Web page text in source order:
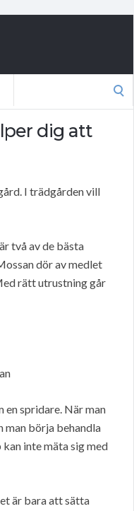
dig att
I trädgården vill
två av de bästa
dör av medlet
rätt utrustning går
en spridare. När man
man börja behandla
inte mäta sig med
är bara att sätta